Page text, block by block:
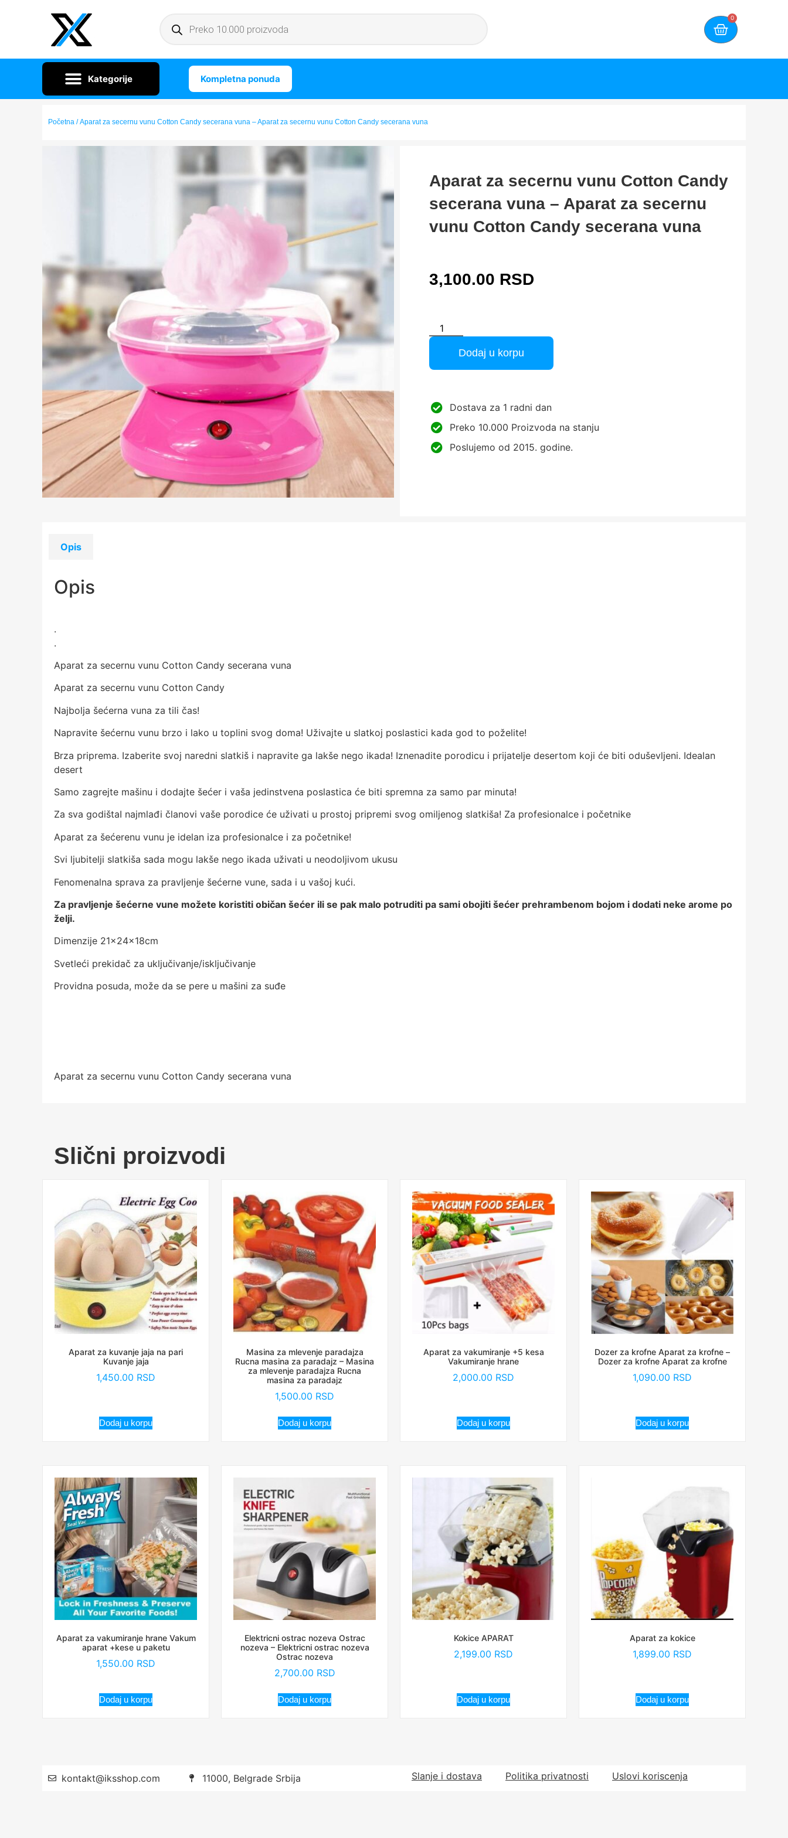
0
Kompletna ponuda
Početna / Aparat za secernu vunu Cotton Candy secerana vuna – Aparat za secernu vunu Cotton Candy secerana vuna
Aparat za secernu vunu Cotton Candy
secerana vuna – Aparat za secernu
vunu Cotton Candy secerana vuna
3,100.00 RSD
Dodaj u korpu
Dostava za 1 radni dan
Preko 10.000 Proizvoda na stanju
Poslujemo od 2015. godine.
Opis
Opis
.
.
Aparat za secernu vunu Cotton Candy secerana vuna
Aparat za secernu vunu Cotton Candy
Najbolja šećerna vuna za tili čas!
Napravite šećernu vunu brzo i lako u toplini svog doma! Uživajte u slatkoj poslastici kada god to poželite!
Brza priprema. Izaberite svoj naredni slatkiš i napravite ga lakše nego ikada! Iznenadite porodicu i prijatelje desertom koji će biti oduševljeni. Idealan
desert
Samo zagrejte mašinu i dodajte šećer i vaša jedinstvena poslastica će biti spremna za samo par minuta!
Za sva godištaI najmlađi članovi vaše porodice će uživati u prostoj pripremi svog omiljenog slatkiša! Za profesionalce i početnike
Aparat za šećerenu vunu je idelan iza profesionalce i za početnike!
Svi ljubitelji slatkiša sada mogu lakše nego ikada uživati u neodoljivom ukusu
Fenomenalna sprava za pravljenje šećerne vune, sada i u vašoj kući.
Za pravljenje šećerne vune možete koristiti običan šećer ili se pak malo potruditi pa sami obojiti šećer prehrambenom bojom i dodati neke arome po
želji.
Dimenzije 21x24x18cm
Svetleći prekidač za uključivanje/isključivanje
Providna posuda, može da se pere u mašini za suđe
Aparat za secernu vunu Cotton Candy secerana vuna
Slični proizvodi
Aparat za kuvanje jaja na pari
Kuvanje jaja
1,450.00 RSD
Dodaj u korpu
Masina za mlevenje paradajza
Rucna masina za paradajz – Masina
za mlevenje paradajza Rucna
masina za paradajz
1,500.00 RSD
Dodaj u korpu
Aparat za vakumiranje +5 kesa
Vakumiranje hrane
2,000.00 RSD
Dodaj u korpu
Dozer za krofne Aparat za krofne –
Dozer za krofne Aparat za krofne
1,090.00 RSD
Dodaj u korpu
Aparat za vakumiranje hrane Vakum
aparat +kese u paketu
1,550.00 RSD
Dodaj u korpu
Elektricni ostrac nozeva Ostrac
nozeva – Elektricni ostrac nozeva
Ostrac nozeva
2,700.00 RSD
Dodaj u korpu
Kokice APARAT
2,199.00 RSD
Dodaj u korpu
Aparat za kokice
1,899.00 RSD
Dodaj u korpu
kontakt@iksshop.com 11000, Belgrade Srbija Slanje i dostava Politika privatnosti Uslovi koriscenja